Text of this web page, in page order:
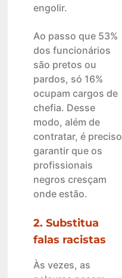
engolir.
Ao passo que 53%
dos funcionários
são pretos ou
pardos, só 16%
ocupam cargos de
chefia. Desse
modo, além de
contratar, é preciso
garantir que os
profissionais
negros cresçam
onde estão.
2. Substitua
falas racistas
Às vezes, as